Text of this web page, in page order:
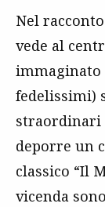
Nel
vede al
immaginato
fedelissimi)
straordinari
deporre un
classico “Il
vicenda